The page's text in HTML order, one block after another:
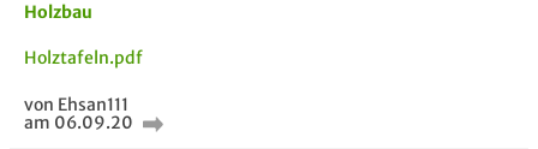
Holzbau
Holztafeln.pdf
von Ehsan111
am 06.09.20